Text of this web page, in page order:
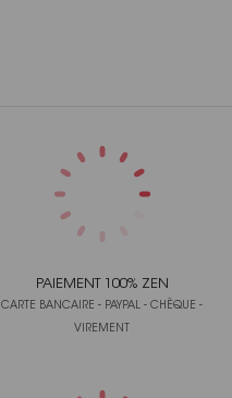
PAIEMENT 100% ZEN
CARTE BANCAIRE - PAYPAL - CHÈQUE -
VIREMENT